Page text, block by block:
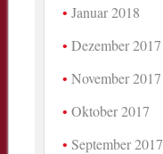
Januar 2018
Dezember 2017
November 2017
Oktober 2017
September 2017